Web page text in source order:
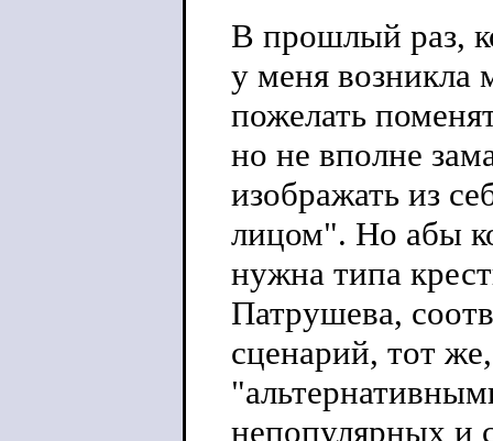
В прошлый раз,
у меня возникла
пожелать
но не вполне
изображать из
лицом". Но абы
нужна типа
Патрушева,
сценарий, тот
непопулярных и